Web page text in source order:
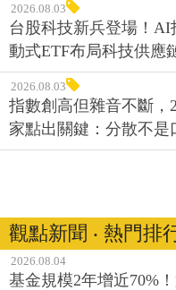
2026.08.03
台股科技新兵登場！AI
動式ETF布局科技供應
2026.08.03
指數創高但雜音不斷，
家點出關鍵：分散不是
觀點新聞 ‧ 熱門排
2026.08.04
基金規模2年增近70%